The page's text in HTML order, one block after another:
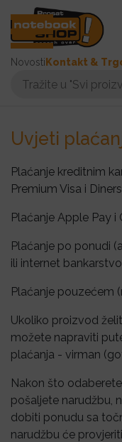
Novosti Kontakt &
Uvjeti
Plaćanje kreditnim
Premium Visa i
Plaćanje Apple Pay
Plaćanje po ponudi
ili internet
Plaćanje pouzećem
Ukoliko proizvod
možete napraviti
plaćanja - virman
Nakon što
pošaljete narudžbu,
dobiti ponudu sa
narudžbu će